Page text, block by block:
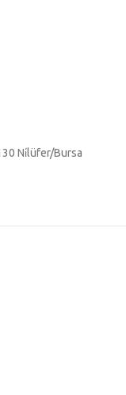
Ni̇lüfer/Bursa